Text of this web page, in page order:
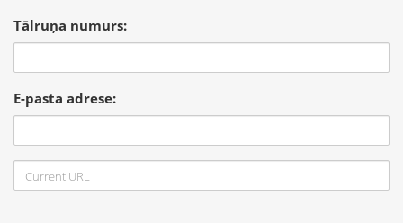
Tālruņa numurs:
E-pasta adrese: